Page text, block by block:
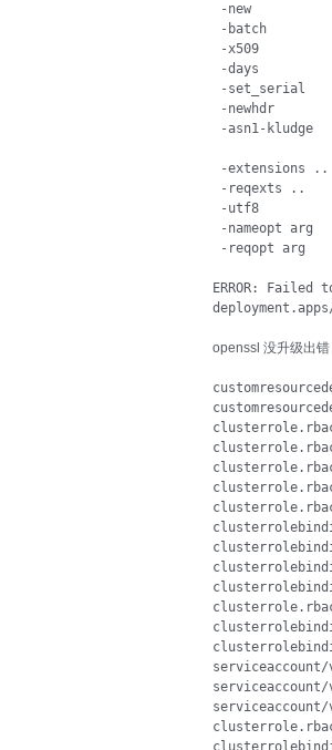
-new
-batch
-x509
-days
-set_serial
-newhdr
-asn1-kludge
-extensions
-reqexts ..
-utf8
-nameopt arg
-reqopt arg
ERROR:
openssl 没升级出错
serviceaccount/